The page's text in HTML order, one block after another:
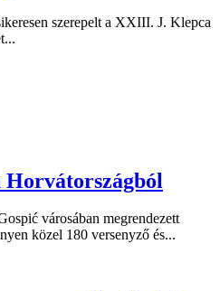
szerepelt a XXIII. J. Klepca
Horvátországból
városában megrendezett
közel 180 versenyző és...